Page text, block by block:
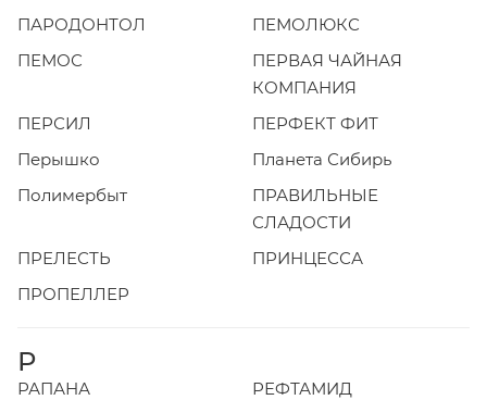
ПАРОДОНТОЛ
ПЕМОЛЮКС
ПЕМОС
ПЕРВАЯ ЧАЙНАЯ
КОМПАНИЯ
ПЕРСИЛ
ПЕРФЕКТ ФИТ
Перышко
Планета Сибирь
Полимербыт
ПРАВИЛЬНЫЕ
СЛАДОСТИ
ПРЕЛЕСТЬ
ПРИНЦЕССА
ПРОПЕЛЛЕР
Р
РАПАНА
РЕФТАМИД